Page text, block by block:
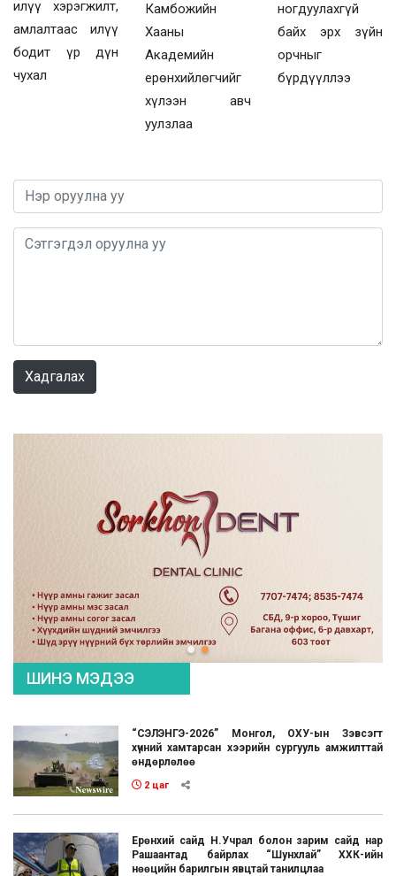
илүү хэрэгжилт,
амлалтаас илүү
бодит үр дүн
чухал
Камбожийн
Хааны
Академийн
ерөнхийлөгчийг
хүлээн авч
уулзлаа
ногдуулахгүй
байх эрх зүйн
орчныг
бүрдүүллээ
Хадгалах
ШИНЭ МЭДЭЭ
“СЭЛЭНГЭ-2026” Монгол, ОХУ-ын Зэвсэгт
хүчний хамтарсан хээрийн сургууль амжилттай
өндөрлөлөө
2 цаг
Ерөнхий сайд Н.Учрал болон зарим сайд нар
Рашаантад байрлах “Шунхлай” ХХК-ийн
нөөцийн барилгын явцтай танилцлаа